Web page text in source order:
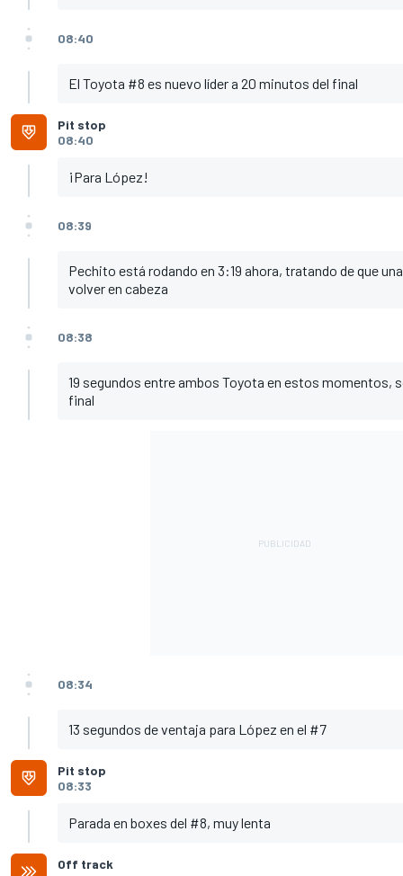
08:40
El Toyota #8 es nuevo líder a 20 minutos del final
Pit stop
08:40
¡Para López!
08:39
Pechito está rodando en 3:19 ahora, tratando de que
volver en cabeza
08:38
19 segundos entre ambos Toyota en estos momentos,
final
08:34
13 segundos de ventaja para López en el #7
Pit stop
08:33
Parada en boxes del #8, muy lenta
Off track